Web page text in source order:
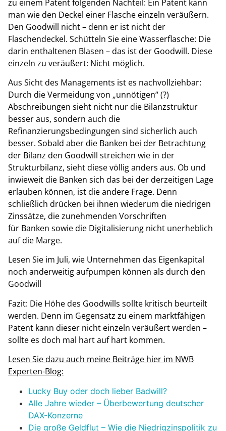
zu einem Patent folgenden Nachteil: Ein Patent kann
man wie den Deckel einer Flasche einzeln veräußern.
Den Goodwill nicht – denn er ist nicht der
Flaschendeckel. Schütteln Sie eine Wasserflasche: Die
darin enthaltenen Blasen – das ist der Goodwill. Diese
einzeln zu veräußert: Nicht möglich.
Aus Sicht des Managements ist es nachvollziehbar:
Durch die Vermeidung von „unnötigen“ (?)
Abschreibungen sieht nicht nur die Bilanzstruktur
besser aus, sondern auch die
Refinanzierungsbedingungen sind sicherlich auch
besser. Sobald aber die Banken bei der Betrachtung
der Bilanz den Goodwill streichen wie in der
Strukturbilanz, sieht diese völlig anders aus. Ob und
inwieweit die Banken sich das bei der derzeitigen Lage
erlauben können, ist die andere Frage. Denn
schließlich drücken bei ihnen wiederum die niedrigen
Zinssätze, die zunehmenden Vorschriften
für Banken sowie die Digitalisierung nicht unerheblich
auf die Marge.
Lesen Sie im Juli, wie Unternehmen das Eigenkapital
noch anderweitig aufpumpen können als durch den
Goodwill
Fazit: Die Höhe des Goodwills sollte kritisch beurteilt
werden. Denn im Gegensatz zu einem marktfähigen
Patent kann dieser nicht einzeln veräußert werden –
sollte es doch mal hart auf hart kommen.
Lesen Sie dazu auch meine Beiträge hier im NWB
Experten-Blog:
Lucky Buy oder doch lieber Badwill?
Alle Jahre wieder – Überbewertung deutscher
DAX-Konzerne
Die große Geldflut – Wie die Niedrigzinspolitik zu